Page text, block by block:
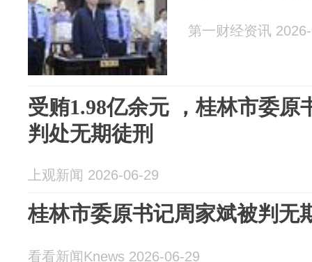
第一财经资讯
受贿1.98亿余元 ，桂林市委原
判处无期徒刑
上观新闻 2026-06-29
桂林市委原书记周家斌被判无
看看新闻Knews 2026-06-29